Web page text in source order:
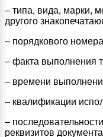
– типа, вида, марки,
другого
– порядкового
– факта выполнения
– времени
– квалификации
–
реквизитов